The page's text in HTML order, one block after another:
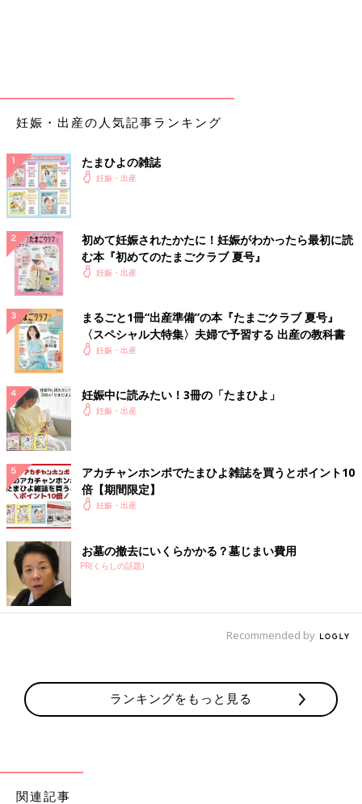
様子を見つつそろえてもOKのもの
＜長肌着＞
目安：1～2枚
短肌着より裾が長い肌着。暑い時季には使用しない。
＜カバーオール（50cm～70cm）＞
目安：1 枚
股下がズボンのように分かれているウエア。
＜セレモニードレス＞
目安：1 枚
退院時やお宮参りなどに着用するおしゃれ着。
＜アウター＞
目安：1 枚
1 カ月健診が肌寒い時季ならそろえておいても◎。
寒暖差のある時季、どちらか1枚をウエアに重ねて。
妊娠・出産の人気記事ランキング
たまひよの雑誌
妊娠・出産
初めて妊娠されたかたに！妊娠がわかったら最初に読
む本『初めてのたまごクラブ 夏号』
妊娠・出産
まるごと1冊“出産準備”の本『たまごクラブ 夏号』
〈スペシャル大特集〉夫婦で予習する 出産の教科書
妊娠・出産
妊娠中に読みたい！3冊の「たまひよ」
妊娠・出産
アカチャンホンポでたまひよ雑誌を買うとポイント10
倍【期間限定】
妊娠・出産
お墓の撤去にいくらかかる？墓じまい費用
PR(くらしの話題)
Recommended by
ランキングをもっと見る
関連記事